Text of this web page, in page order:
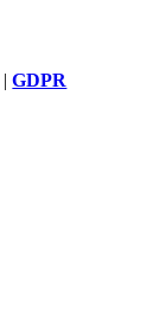
|GDPR